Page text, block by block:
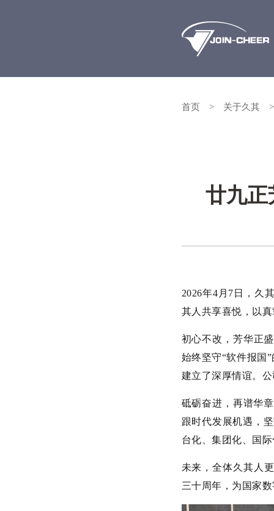
首页 > 关于久其 >
廿九
2026年4月7日，久
其人共享喜悦，以
初心不改，芳华正
始终坚守“软件报国
建立了深厚情谊。
砥砺奋进，再谱华
跟时代发展机遇，
台化、集团化、国
未来，全体久其人
三十周年，为国家